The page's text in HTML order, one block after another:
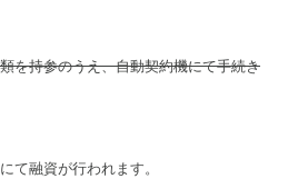
を持参のうえ、自動契約機にて手続き
て融資が行われます。